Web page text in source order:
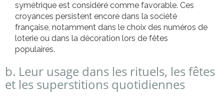
symétrique est considéré comme favorable. Ces
croyances persistent encore dans la société
française, notamment dans le choix des numéros de
loterie ou dans la décoration lors de fêtes
populaires.
b. Leur usage dans les rituels, les fêtes
et les superstitions quotidiennes